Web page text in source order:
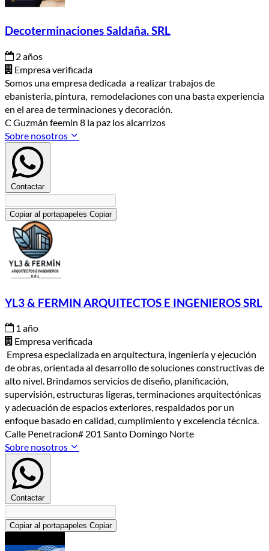
Decoterminaciones Saldaña. SRL
2 años
Empresa verificada
Somos una empresa dedicada a realizar trabajos de
ebanisteria, pintura, remodelaciones con una basta experiencia
en el area de terminaciones y decoración.
C Guzmán feemin 8 la paz los alcarrizos
Sobre nosotros
Contactar
Copiar al portapapeles Copiar
YL3 & FERMIN ARQUITECTOS E INGENIEROS SRL
1 año
Empresa verificada
Empresa especializada en arquitectura, ingeniería y ejecución
de obras, orientada al desarrollo de soluciones constructivas de
alto nivel. Brindamos servicios de diseño, planificación,
supervisión, estructuras ligeras, terminaciones arquitectónicas
y adecuación de espacios exteriores, respaldados por un
enfoque basado en calidad, cumplimiento y excelencia técnica.
Calle Penetracion# 201 Santo Domingo Norte
Sobre nosotros
Contactar
Copiar al portapapeles Copiar